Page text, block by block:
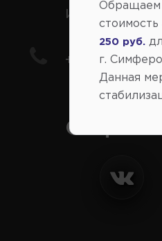
иномарки
+7(978) 206-
Обращаем
250 руб.
г.
Данная